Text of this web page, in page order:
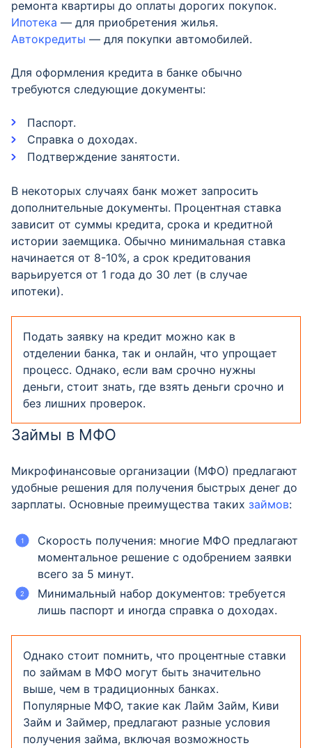
ремонта квартиры до оплаты дорогих покупок.
Ипотека — для приобретения жилья.
Автокредиты — для покупки автомобилей.
Для оформления кредита в банке обычно
требуются следующие документы:
Паспорт.
Справка о доходах.
Подтверждение занятости.
В некоторых случаях банк может запросить
дополнительные документы. Процентная ставка
зависит от суммы кредита, срока и кредитной
истории заемщика. Обычно минимальная ставка
начинается от 8-10%, а срок кредитования
варьируется от 1 года до 30 лет (в случае
ипотеки).
Подать заявку на кредит можно как в
отделении банка, так и онлайн, что упрощает
процесс. Однако, если вам срочно нужны
деньги, стоит знать, где взять деньги срочно и
без лишних проверок.
Займы в МФО
Микрофинансовые организации (МФО) предлагают
удобные решения для получения быстрых денег до
зарплаты. Основные преимущества таких займов:
Скорость получения: многие МФО предлагают
моментальное решение с одобрением заявки
всего за 5 минут.
Минимальный набор документов: требуется
лишь паспорт и иногда справка о доходах.
Однако стоит помнить, что процентные ставки
по займам в МФО могут быть значительно
выше, чем в традиционных банках.
Популярные МФО, такие как Лайм Займ, Киви
Займ и Займер, предлагают разные условия
получения займа, включая возможность